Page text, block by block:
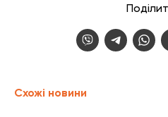
Схожі новини